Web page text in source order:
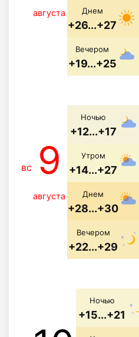
августа Днем
+26...+27
Вечером
+19...+25
вс 9
августа
Ночью
+12...+17
Утром
+14...+27
Днем
+28...+30
Вечером
+22...+29
Ночью
+15...+21